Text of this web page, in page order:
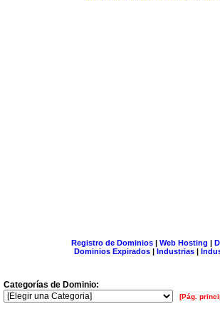
Registro de Dominios| Web Hosting |
Dominios Expirados | Industrias |
Categorías de Dominio:
[Pág.